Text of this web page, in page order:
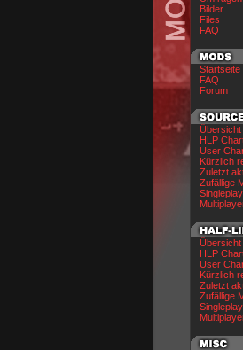
Bilder
Files
FAQ
Startseite
FAQ
Forum
Übersicht
HLP
User
Kürzlich
Zuletzt
Zufällige
Übersicht
HLP
User
Kürzlich
Zuletzt
Zufällige